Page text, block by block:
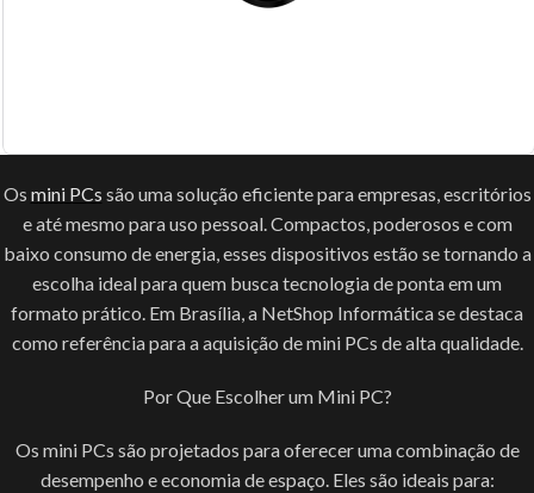
Os mini PCs são uma solução eficiente para empresas, escritórios
e até mesmo para uso pessoal. Compactos, poderosos e com
baixo consumo de energia, esses dispositivos estão se tornando a
escolha ideal para quem busca tecnologia de ponta em um
formato prático. Em Brasília, a NetShop Informática se destaca
como referência para a aquisição de mini PCs de alta qualidade.
Por Que Escolher um Mini PC?
Os mini PCs são projetados para oferecer uma combinação de
desempenho e economia de espaço. Eles são ideais para: